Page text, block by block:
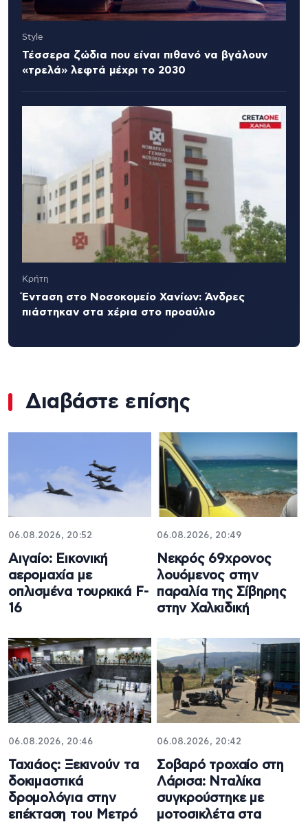
Style
Τέσσερα ζώδια που είναι πιθανό να βγάλουν
«τρελά» λεφτά μέχρι το 2030
Κρήτη
Ένταση στο Νοσοκομείο Χανίων: Άνδρες
πιάστηκαν στα χέρια στο προαύλιο
Διαβάστε επίσης
06.08.2026, 20:52
Αιγαίο: Εικονική
αερομαχία με
οπλισμένα τουρκικά F-
16
06.08.2026, 20:49
Νεκρός 69χρονος
λουόμενος στην
παραλία της Σίβηρης
στην Χαλκιδική
06.08.2026, 20:46
Ταχιάος: Ξεκινούν τα
δοκιμαστικά
δρομολόγια στην
επέκταση του Μετρό
06.08.2026, 20:42
Σοβαρό τροχαίο στη
Λάρισα: Νταλίκα
συγκρούστηκε με
μοτοσικλέτα στα